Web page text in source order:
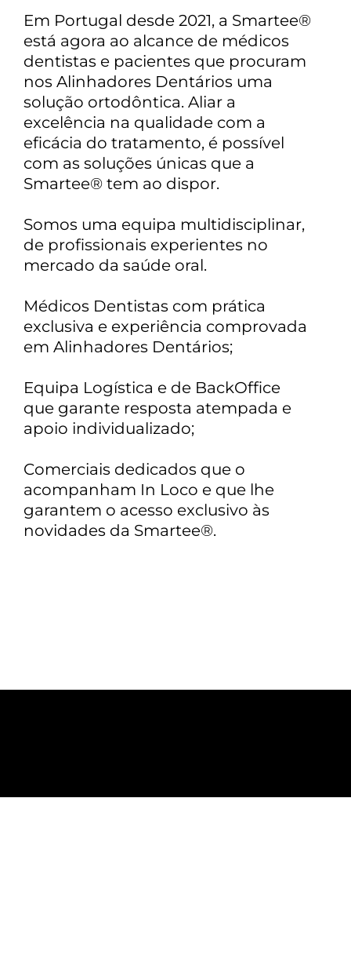
QUEM SOMOS NÓS
Em Portugal desde 2021, a Smartee®
está agora ao alcance de médicos
dentistas e pacientes que procuram
nos Alinhadores Dentários uma
solução ortodôntica. Aliar a
excelência na qualidade com a
eficácia do tratamento, é possível
com as soluções únicas que a
Smartee® tem ao dispor.
Somos uma equipa multidisciplinar,
de profissionais experientes no
mercado da saúde oral.
Médicos Dentistas com prática
exclusiva e experiência comprovada
em Alinhadores Dentários;
Equipa Logística e de BackOffice
que garante resposta atempada e
apoio individualizado;
Comerciais dedicados que o
acompanham In Loco e que lhe
garantem o acesso exclusivo às
novidades da Smartee®.